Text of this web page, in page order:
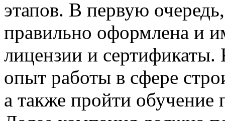
этапов. В первую
правильно оформлена и
лицензии и
опыт работы в сфере
а также пройти